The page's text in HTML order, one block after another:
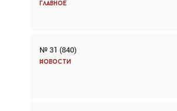
Главное
№ 31 (840)
Новости
Главное
Авиационный фотограф Дэйв Кох:
говорит сама за себя... а ИИ всё